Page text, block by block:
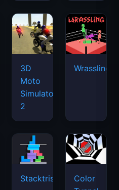
3D
Moto
Simulator
2
Wrassling
Stacktris
Color